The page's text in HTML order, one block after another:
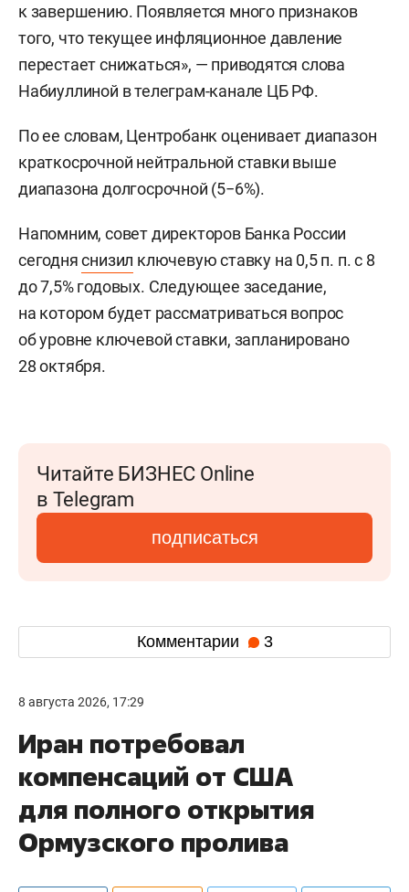
к завершению. Появляется много признаков
того, что текущее инфляционное давление
перестает снижаться», — приводятся слова
Набиуллиной в телеграм-канале ЦБ РФ.
По ее словам, Центробанк оценивает диапазон
краткосрочной нейтральной ставки выше
диапазона долгосрочной (5−6%).
Напомним, совет директоров Банка России
сегодняснизил ключевую ставку на 0,5 п. п. с 8
до 7,5% годовых. Следующее заседание,
на котором будет рассматриваться вопрос
об уровне ключевой ставки, запланировано
28 октября.
Читайте БИЗНЕС Online
в Telegram
подписаться
Комментарии 3
8 августа 2026, 17:29
Иран потребовал
компенсаций от США
для полного открытия
Ормузского пролива